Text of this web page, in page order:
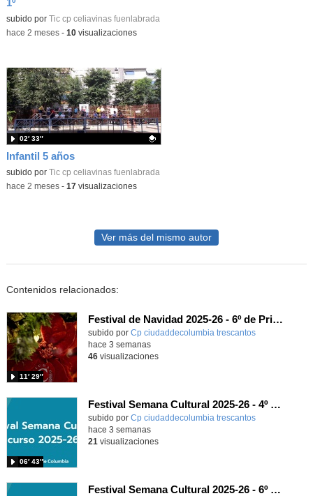
Contenido educativo.
subido por
Tic cp celiavinas fuenlabrada
-hace 2 meses- 10visualizaciones
Infantil 5 años
Contenido educativo.
subido por Tic cp celiavinas fuenlabrada
02′ 33″
-hace 2 meses- 17 visualizaciones
Ver más del mismo autor
Contenidos relacionados:
Festival de Navidad 2025-26 - 6º de Primaria
subido por Cp ciudaddecolumbia trescantos
11′ 29″
-
hace 3 semanas
46visualizaciones
Festival Semana Cultural 2025-26 - 4º de Primaria
subido por Cp ciudaddecolumbia trescantos
06′ 43″
-
hace 3 semanas
21 visualizaciones
Festival Semana Cultural 2025-26 - 6º de Primaria